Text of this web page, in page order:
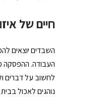
חיים של
השבדים יוצאים
העבודה. ההפסקה
לחשוב על דברים
נוהגים לאכול